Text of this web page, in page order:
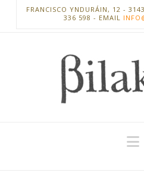
FRANCISCO YNDURÁIN, 12 -
336 598 - EMAIL